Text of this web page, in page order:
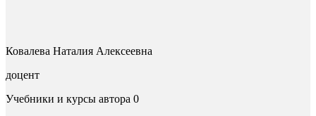
Ковалева Наталия Алексеевна
доцент
Учебники и курсы автора 0